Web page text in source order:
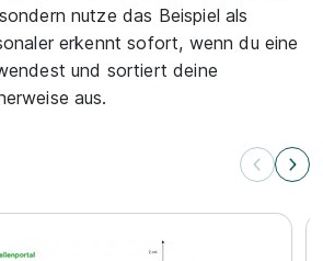
nutze das Beispiel als
erkennt sofort, wenn du eine
und sortiert deine
aus.